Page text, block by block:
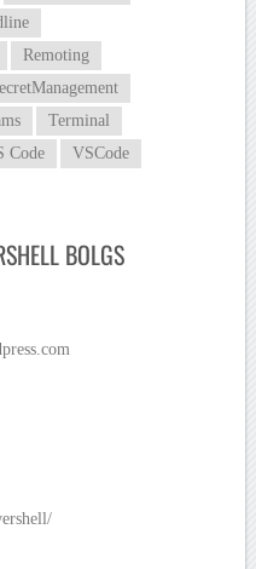
Remoting
Terminal
Code
VSCode
BOLGS